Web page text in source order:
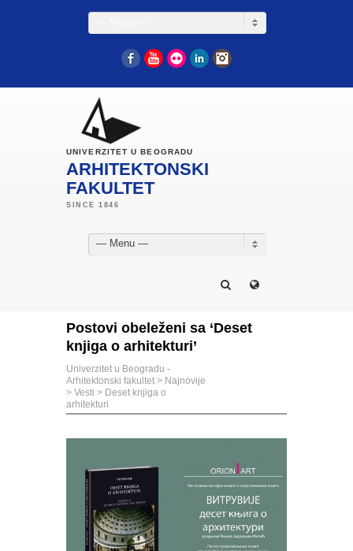
FacebookYouTube
Flickr LinkedIn
UNIVERZITET U BEOGRADU
ARHITEKTONSKI
FAKULTET
— Menu —
Postovi obeleženi sa ‘Deset
knjiga o arhitekturi’
Univerzitet u Beogradu -
Arhitektonski fakultet > Najnovije
> Vesti > Deset knjiga o
arhitekturi